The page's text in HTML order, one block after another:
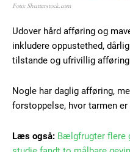
Foto: Shutterstock.com
Udover hård afføring og
inkludere oppustethed,
tilstande og ufrivillig
Nogle har daglig afføring,
forstoppelse, hvor tarmen er
Læs også: Bælgfrugter flere